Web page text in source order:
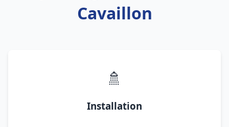
Cavaillon
🚿
Installation